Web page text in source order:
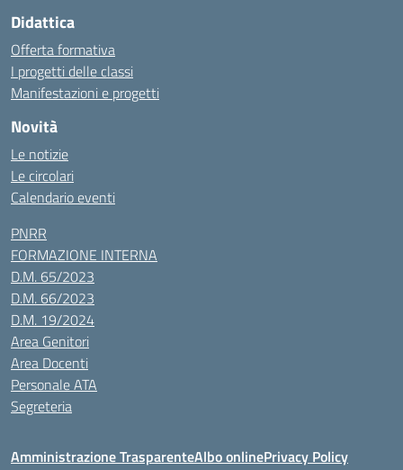
Didattica
Offerta formativa
I progetti delle classi
Manifestazioni e progetti
Novità
Le notizie
Le circolari
Calendario eventi
PNRR
FORMAZIONE INTERNA
D.M. 65/2023
D.M. 66/2023
D.M. 19/2024
Area Genitori
Area Docenti
Personale ATA
Segreteria
Amministrazione TrasparenteAlbo onlinePrivacy Policy